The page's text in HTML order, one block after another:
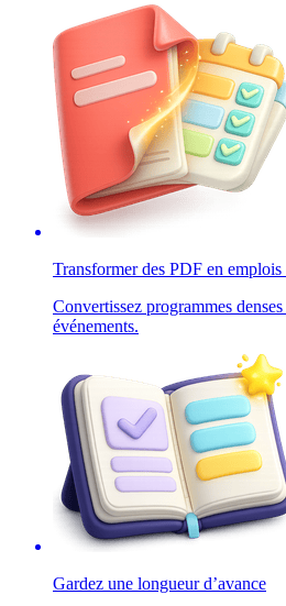
Transformer des PDF en emplois
Convertissez programmes
événements.
Gardez une longueur d’avance